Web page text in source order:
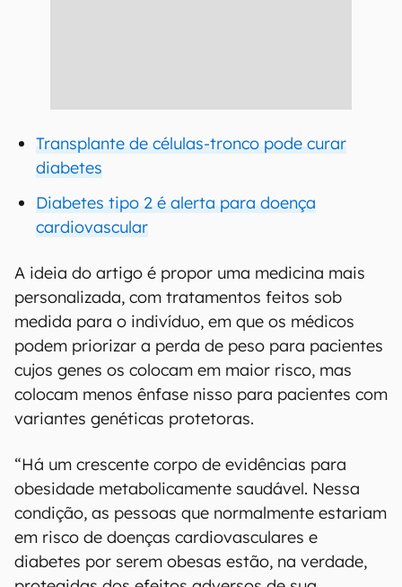
Transplante de células-tronco pode curar
diabetes
Diabetes tipo 2 é alerta para doença
cardiovascular
A ideia do artigo é propor uma medicina mais
personalizada, com tratamentos feitos sob
medida para o indivíduo, em que os médicos
podem priorizar a perda de peso para pacientes
cujos genes os colocam em maior risco, mas
colocam menos ênfase nisso para pacientes com
variantes genéticas protetoras.
“Há um crescente corpo de evidências para
obesidade metabolicamente saudável. Nessa
condição, as pessoas que normalmente estariam
em risco de doenças cardiovasculares e
diabetes por serem obesas estão, na verdade,